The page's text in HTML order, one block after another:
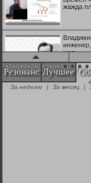
жажда
мир
Резонанс Лучшее
За неделю
| За месяц |